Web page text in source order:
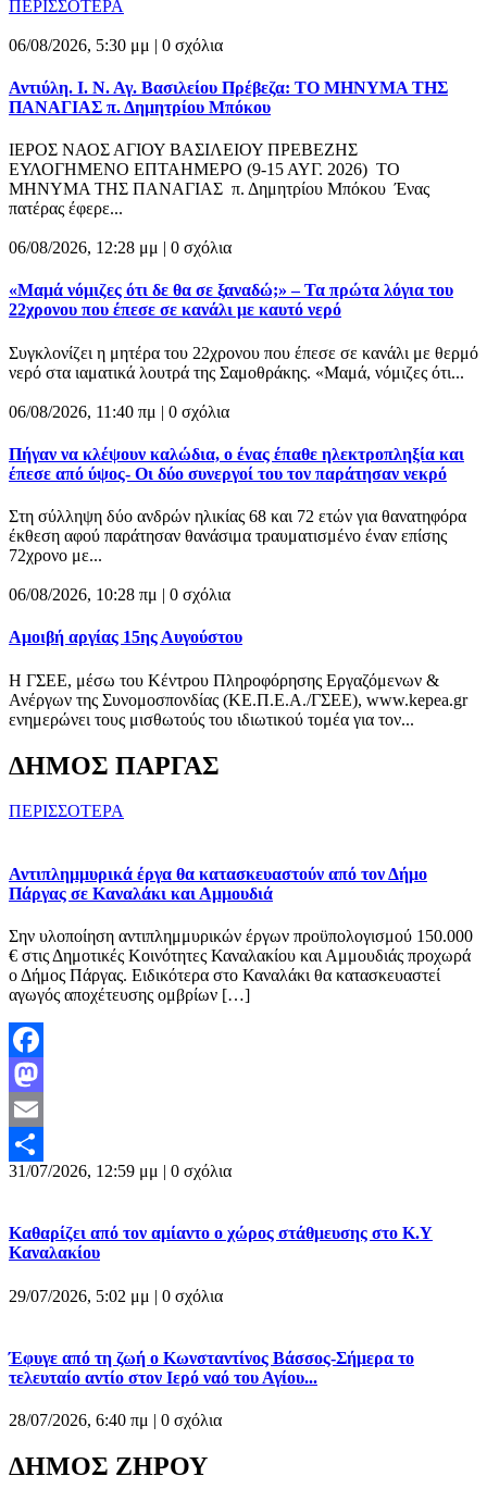
ΠΕΡΙΣΣΟΤΕΡΑ
06/08/2026, 5:30 μμ | 0 σχόλια
Αντιύλη. Ι. Ν. Αγ. Βασιλείου Πρέβεζα: ΤΟ ΜΗΝΥΜΑ ΤΗΣ
ΠΑΝΑΓΙΑΣ π. Δημητρίου Μπόκου
ΙΕΡΟΣ ΝΑΟΣ ΑΓΙΟΥ ΒΑΣΙΛΕΙΟΥ ΠΡΕΒΕΖΗΣ
ΕΥΛΟΓΗΜΕΝΟ ΕΠΤΑΗΜΕΡΟ (9-15 ΑΥΓ. 2026) ΤΟ
ΜΗΝΥΜΑ ΤΗΣ ΠΑΝΑΓΙΑΣ π. Δημητρίου Μπόκου Ένας
πατέρας έφερε...
06/08/2026, 12:28 μμ | 0 σχόλια
«Μαμά νόμιζες ότι δε θα σε ξαναδώ;» – Τα πρώτα λόγια του
22χρονου που έπεσε σε κανάλι με καυτό νερό
Συγκλονίζει η μητέρα του 22χρονου που έπεσε σε κανάλι με θερμό
νερό στα ιαματικά λουτρά της Σαμοθράκης. «Μαμά, νόμιζες ότι...
06/08/2026, 11:40 πμ | 0 σχόλια
Πήγαν να κλέψουν καλώδια, ο ένας έπαθε ηλεκτροπληξία και
έπεσε από ύψος- Οι δύο συνεργοί του τον παράτησαν νεκρό
Στη σύλληψη δύο ανδρών ηλικίας 68 και 72 ετών για θανατηφόρα
έκθεση αφού παράτησαν θανάσιμα τραυματισμένο έναν επίσης
72χρονο με...
06/08/2026, 10:28 πμ | 0 σχόλια
Αμοιβή αργίας 15ης Αυγούστου
Η ΓΣΕΕ, μέσω του Κέντρου Πληροφόρησης Εργαζόμενων &
Ανέργων της Συνομοσπονδίας (ΚΕ.Π.Ε.Α./ΓΣΕΕ), www.kepea.gr
ενημερώνει τους μισθωτούς του ιδιωτικού τομέα για τον...
ΔΗΜΟΣ ΠΑΡΓΑΣ
ΠΕΡΙΣΣΟΤΕΡΑ
Αντιπλημμυρικά έργα θα κατασκευαστούν από τον Δήμο
Πάργας σε Καναλάκι και Αμμουδιά
Σην υλοποίηση αντιπλημμυρικών έργων προϋπολογισμού 150.000
€ στις Δημοτικές Κοινότητες Καναλακίου και Αμμουδιάς προχωρά
ο Δήμος Πάργας. Ειδικότερα στο Καναλάκι θα κατασκευαστεί
αγωγός αποχέτευσης ομβρίων […]
Facebook
Mastodon
Email
Μοιραστείτε
31/07/2026, 12:59 μμ | 0 σχόλια
Καθαρίζει από τον αμίαντο ο χώρος στάθμευσης στο Κ.Υ
Καναλακίου
29/07/2026, 5:02 μμ | 0 σχόλια
Έφυγε από τη ζωή ο Κωνσταντίνος Βάσσος-Σήμερα το
τελευταίο αντίο στον Ιερό ναό του Αγίου...
28/07/2026, 6:40 πμ | 0 σχόλια
ΔΗΜΟΣ ΖΗΡΟΥ